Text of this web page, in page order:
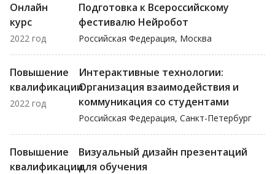
Онлайн
курс
2022 год
Подготовка к Всероссийскому
фестивалю Нейробот
Российская Федерация, Москва
Повышение
квалификации
2022 год
Интерактивные технологии:
Организация взаимодействия и
коммуникация со студентами
Российская Федерация, Санкт-Петербург
Повышение
квалификации
Визуальный дизайн презентаций
для обучения